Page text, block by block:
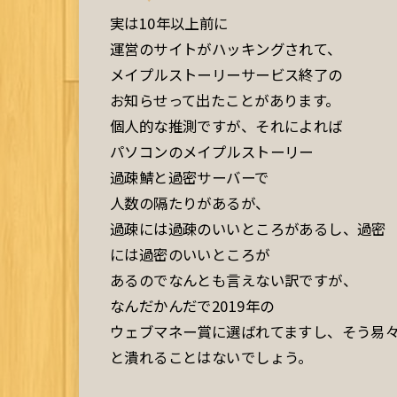
実は10年以上前に
運営のサイトがハッキングされて、
メイプルストーリーサービス終了の
お知らせって出たことがあります。
個人的な推測ですが、それによれば
パソコンのメイプルストーリー
過疎鯖と過密サーバーで
人数の隔たりがあるが、
過疎には過疎のいいところがあるし、過密
には過密のいいところが
あるのでなんとも言えない訳ですが、
なんだかんだで2019年の
ウェブマネー賞に選ばれてますし、そう易
と潰れることはないでしょう。